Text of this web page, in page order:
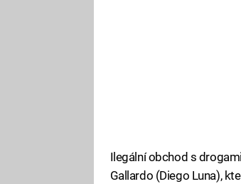
Ilegální obchod s
Gallardo (Diego Luna),